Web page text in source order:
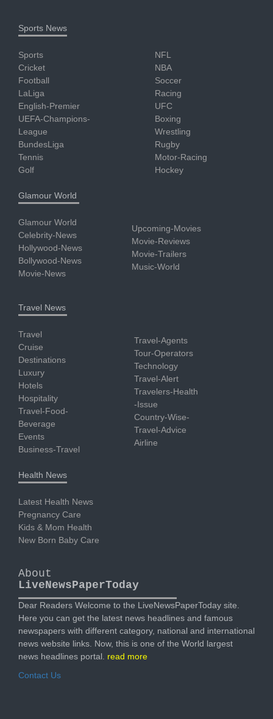
Sports News
Sports
Cricket
Football
LaLiga
English-Premier
UEFA-Champions-
League
BundesLiga
Tennis
Golf
NFL
NBA
Soccer
Racing
UFC
Boxing
Wrestling
Rugby
Motor-Racing
Hockey
Glamour World
Glamour World
Celebrity-News
Hollywood-News
Bollywood-News
Movie-News
Upcoming-Movies
Movie-Reviews
Movie-Trailers
Music-World
Travel News
Travel
Cruise
Destinations
Luxury
Hotels
Hospitality
Travel-Food-
Beverage
Events
Business-Travel
Travel-Agents
Tour-Operators
Technology
Travel-Alert
Travelers-Health
-Issue
Country-Wise-
Travel-Advice
Airline
Health News
Latest Health News
Pregnancy Care
Kids & Mom Health
New Born Baby Care
About
LiveNewsPaperToday
Dear Readers Welcome to the LiveNewsPaperToday site.
Here you can get the latest news headlines and famous
newspapers with different category, national and international
news website links. Now, this is one of the World largest
news headlines portal. read more
Contact Us